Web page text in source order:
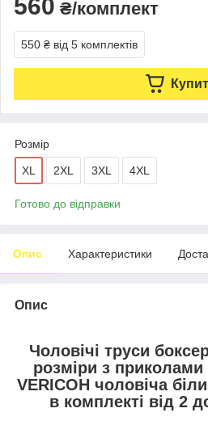
560 ₴/комплект
550 ₴ від 5 комплектів
Розмір
XL 2XL 3XL 4XL
Готово до відправки
Опис Характеристики
Опис
Чоловічі труси
розміри з
VERICOH чоловіча
в комплекті від 2